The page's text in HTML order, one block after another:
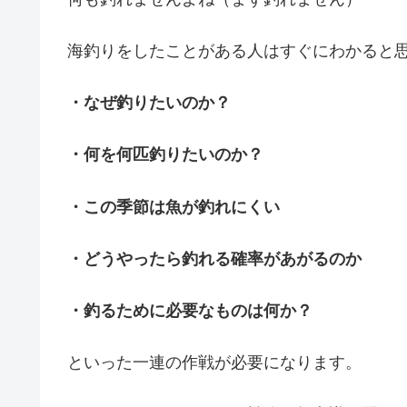
海釣りをしたことがある人はすぐにわかると
・なぜ釣りたいのか？
・何を何匹釣りたいのか？
・この季節は魚が釣れにくい
・どうやったら釣れる確率があがるのか
・釣るために必要なものは何か？
といった一連の作戦が必要になります。